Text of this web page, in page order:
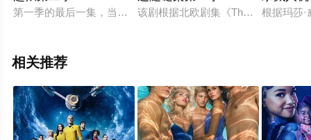
第一季的最后一集，当迈克（文特沃斯•米勒 Wentworth Miller 饰
该剧根据北欧剧集《The Bridge》改
根据玛莎
相关推荐